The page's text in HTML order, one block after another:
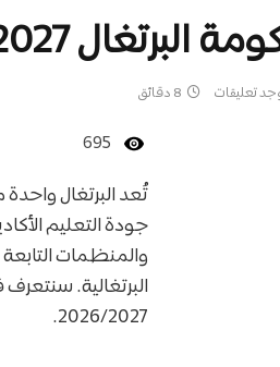
2026/2027 | ممولة بالكامل
تعليقات 8 دقائق
695
جودة التعليم
والمنظمات التابعة
البرتغالية.
2026/2027.